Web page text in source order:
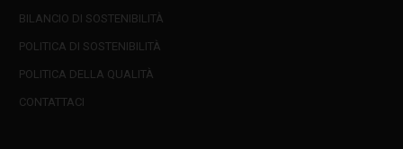
BILANCIO DI SOSTENIBILITÀ
POLITICA DI SOSTENIBILITÀ
POLITICA DELLA QUALITÀ
CONTATTACI